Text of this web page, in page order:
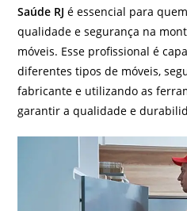
Saúde RJ é essencial para
qualidade e segurança na
móveis. Esse profissional é
diferentes tipos de móveis,
fabricante e utilizando as
garantir a qualidade e